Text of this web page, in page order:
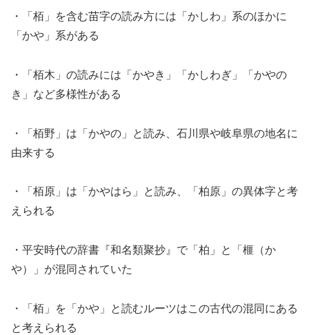
・「栢」を含む苗字の読み方には「かしわ」系のほかに
「かや」系がある
・「栢木」の読みには「かやき」「かしわぎ」「かやの
き」など多様性がある
・「栢野」は「かやの」と読み、石川県や岐阜県の地名に
由来する
・「栢原」は「かやはら」と読み、「柏原」の異体字と考
えられる
・平安時代の辞書『和名類聚抄』で「柏」と「榧（か
や）」が混同されていた
・「栢」を「かや」と読むルーツはこの古代の混同にある
と考えられる